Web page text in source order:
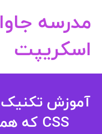
مدرسه جاوا
اسکریپت
CSS که همه باید بدانند!!